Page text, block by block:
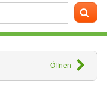
Öffnen